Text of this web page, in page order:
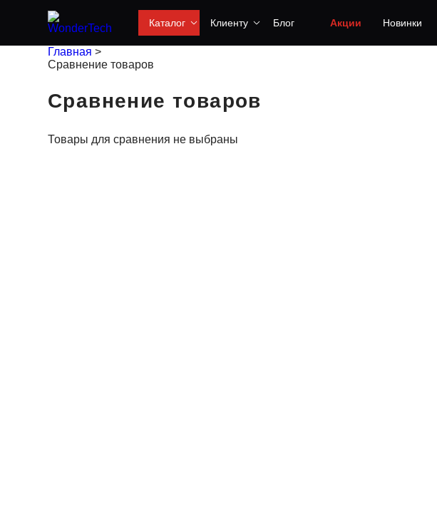
Каталог Клиенту Блог Акции Новинки
Главная >
Сравнение товаров
Сравнение товаров
Товары для сравнения не выбраны